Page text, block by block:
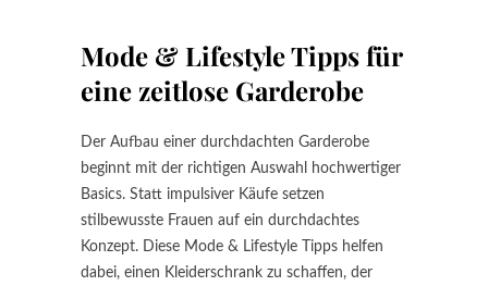
Mode & Lifestyle Tipps für
eine zeitlose Garderobe
Der Aufbau einer durchdachten Garderobe
beginnt mit der richtigen Auswahl hochwertiger
Basics. Statt impulsiver Käufe setzen
stilbewusste Frauen auf ein durchdachtes
Konzept. Diese Mode & Lifestyle Tipps helfen
dabei, einen Kleiderschrank zu schaffen, der